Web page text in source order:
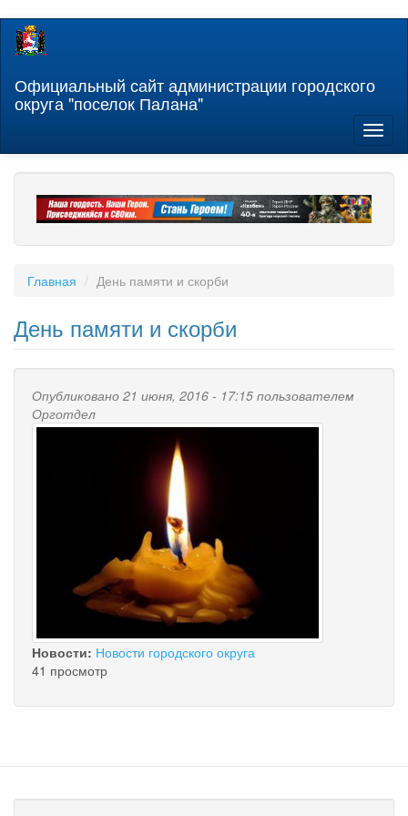
Перейти
содержанию
Официальный сайт администрации городского
округа "поселок Палана"
Главная День памяти и скорби
День памяти и скорби
Опубликовано 21 июня, 2016 - 17:15 пользователем
Орготдел
Новости: Новости городского округа
41 просмотр